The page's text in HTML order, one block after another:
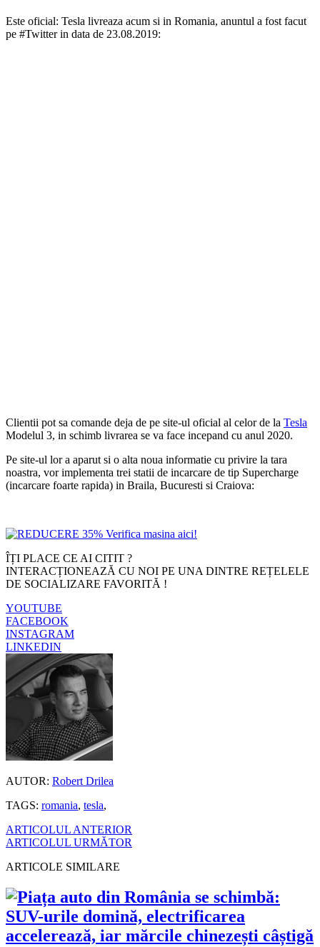
Este oficial: Tesla livreaza acum si in Romania, anuntul a fost facut
pe #Twitter in data de 23.08.2019:
Clientii pot sa comande deja de pe site-ul oficial al celor de la Tesla
Modelul 3, in schimb livrarea se va face incepand cu anul 2020.
Pe site-ul lor a aparut si o alta noua informatie cu privire la tara
noastra, vor implementa trei statii de incarcare de tip Supercharge
(incarcare foarte rapida) in Braila, Bucuresti si Craiova:
ÎȚI PLACE CE AI CITIT ?
INTERACȚIONEAZĂ CU NOI PE UNA DINTRE REȚELELE
DE SOCIALIZARE FAVORITĂ !
YOUTUBE
FACEBOOK
INSTAGRAM
LINKEDIN
AUTOR: Robert Drilea
TAGS: romania, tesla,
ARTICOLUL ANTERIOR
ARTICOLUL URMĂTOR
ARTICOLE SIMILARE